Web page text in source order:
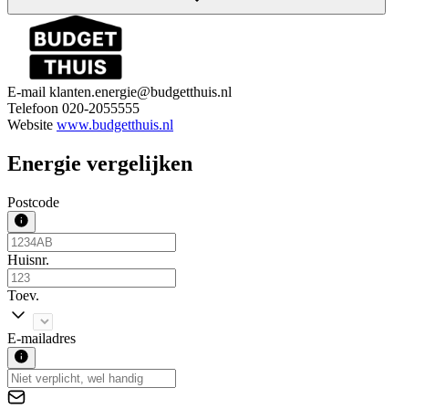
E-mail klanten.energie@budgetthuis.nl
Telefoon 020-2055555
Website www.budgetthuis.nl
Energie vergelijken
Postcode
Huisnr.
Toev.
E-mailadres